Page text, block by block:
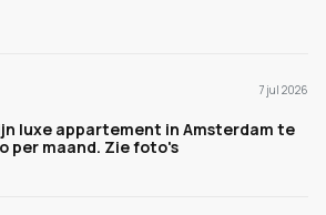
7 jul 2026
luxe appartement in Amsterdam te
per maand. Zie foto's